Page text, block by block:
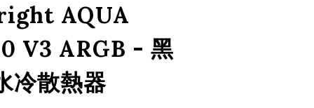
AQUA
V3 ARGB - 黑
冷散熱器